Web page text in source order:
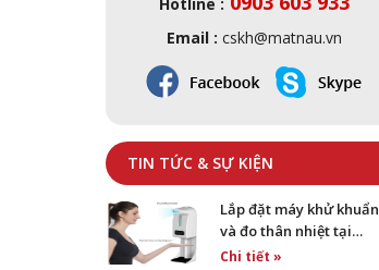
Email : cskh@matnau.vn
TIN TỨC & SỰ KIỆN
Lắp đặt máy khử khuẩn
và đo thân nhiệt tại…
Chi tiết »